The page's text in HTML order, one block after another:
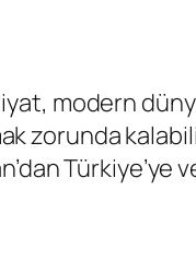
modern
zorunda
Türkiye’ye